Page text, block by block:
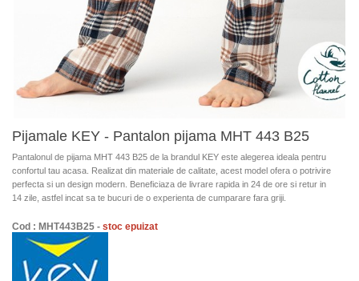
Pijamale KEY - Pantalon pijama MHT 443 B25
Pantalonul de pijama MHT 443 B25 de la brandul KEY este alegerea ideala pentru
confortul tau acasa. Realizat din materiale de calitate, acest model ofera o potrivire
perfecta si un design modern. Beneficiaza de livrare rapida in 24 de ore si retur in
14 zile, astfel incat sa te bucuri de o experienta de cumparare fara griji.
Cod : MHT443B25 - stoc epuizat